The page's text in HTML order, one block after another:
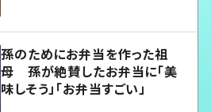
孫のためにお弁当を作った祖
母 孫が絶賛したお弁当に「美
味しそう」「お弁当すごい」